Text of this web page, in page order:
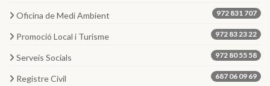
Oficina de Medi Ambient 972 831 707
Promoció Local i Turisme 972 83 23 22
Serveis Socials 972 80 55 58
Registre Civil 687 06 09 69